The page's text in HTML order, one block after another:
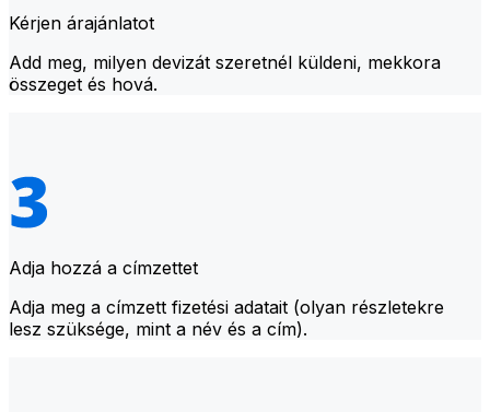
Kérjen árajánlatot
Add meg, milyen devizát szeretnél küldeni, mekkora
összeget és hová.
Adja hozzá a címzettet
Adja meg a címzett fizetési adatait (olyan részletekre
lesz szüksége, mint a név és a cím).